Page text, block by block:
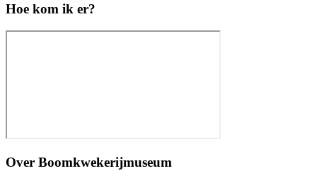
Hoe kom ik er?
Over Boomkwekerijmuseum